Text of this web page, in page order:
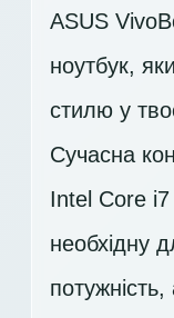
ASUS
ноутбук,
стилю у
Сучасна
Intel Core i7
необхідну